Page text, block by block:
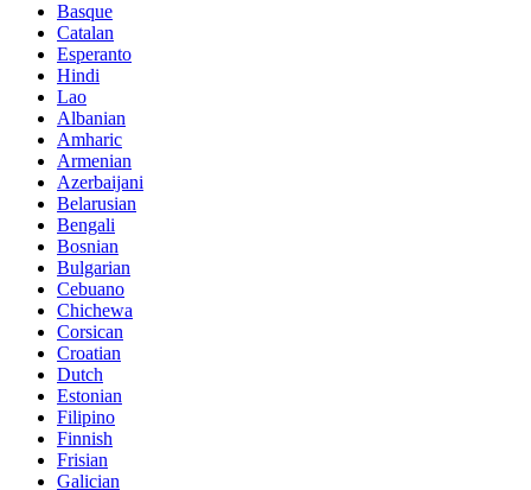
Basque
Catalan
Esperanto
Hindi
Lao
Albanian
Amharic
Armenian
Azerbaijani
Belarusian
Bengali
Bosnian
Bulgarian
Cebuano
Chichewa
Corsican
Croatian
Dutch
Estonian
Filipino
Finnish
Frisian
Galician